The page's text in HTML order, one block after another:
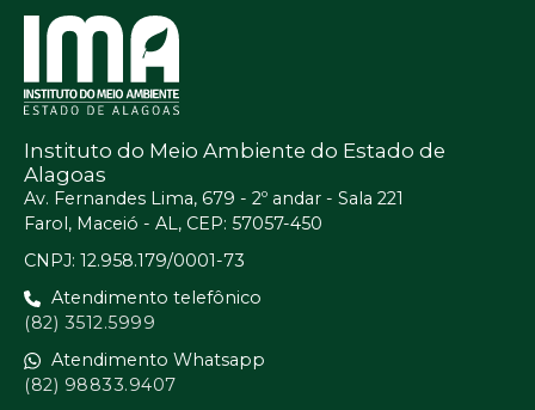
Instituto do Meio Ambiente do Estado de
Alagoas
Av. Fernandes Lima, 679 - 2º andar - Sala 221
Farol, Maceió - AL, CEP: 57057-450
CNPJ: 12.958.179/0001-73
Atendimento telefônico
(82) 3512.5999
Atendimento Whatsapp
(82) 98833.9407